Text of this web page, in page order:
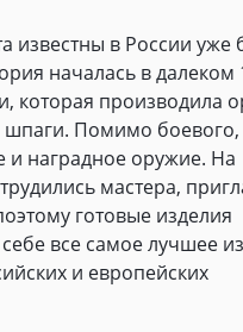
известны в России уже
началась в далеком
которая производила
Помимо боевого,
и наградное оружие. На
мастера,
готовые изделия
все самое лучшее из
и европейских